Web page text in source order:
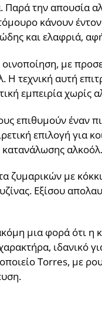
την απουσία
κάνουν
και ελαφριά,
με
Η τεχνική αυτή
εμπειρία χωρίς
επιθυμούν έναν
επιλογή για
κατανάλωσης αλκοόλ.
με
Εξίσου
μια φορά ότι η
ιδανικό
Torres, με